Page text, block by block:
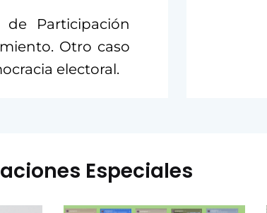
Participación
Otro caso
electoral.
Especiales